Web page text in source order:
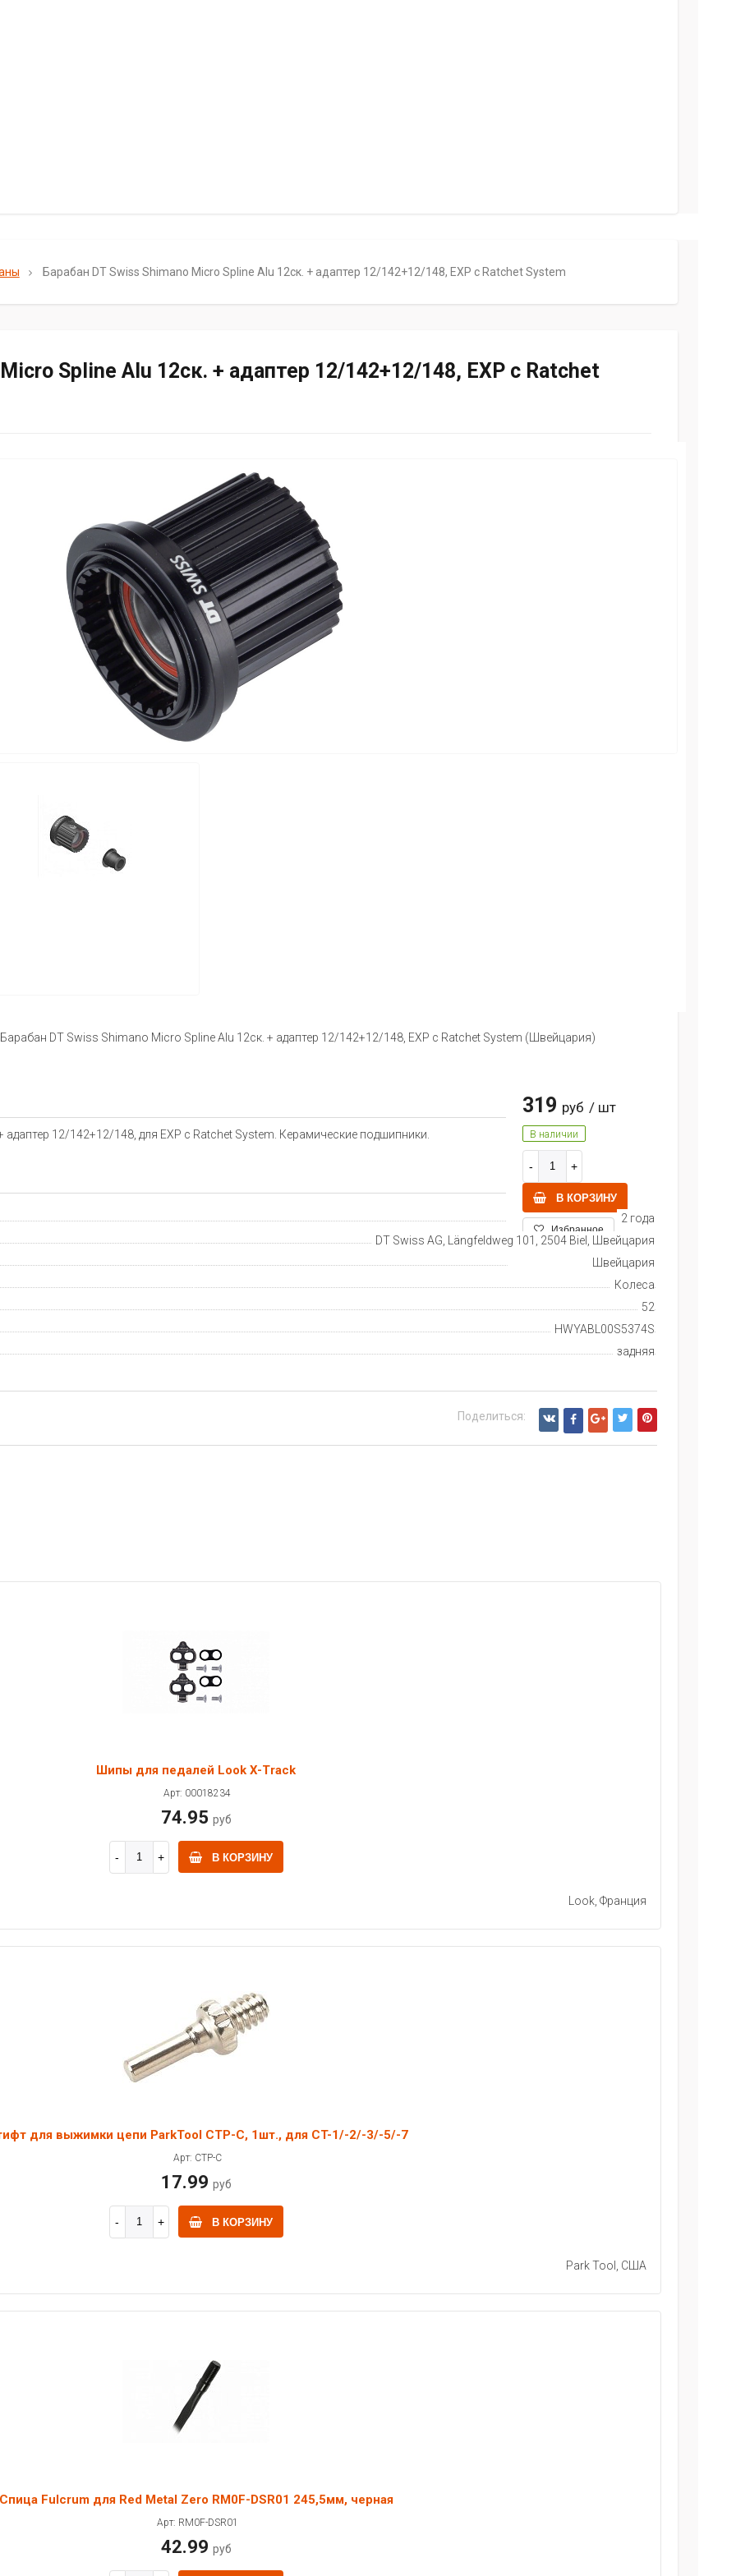
Барабан DT Swiss Shimano Micro Spline Alu 12ск. + адаптер 12/142+12/148, EXP с Ratchet System
Micro Spline Alu 12ск. + адаптер 12/142+12/148, EXP с Ratchet
Барабан DT Swiss Shimano Micro Spline Alu 12ск. + адаптер 12/142+12/148, EXP с Ratchet System (Швейцария)
319 руб / шт
В наличии
В КОРЗИНУ
Избранное
адаптер 12/142+12/148, для EXP с Ratchet System. Керамические подшипники.
2 года
DT Swiss AG, Längfeldweg 101, 2504 Biel, Швейцария
Швейцария
Колеса
52
HWYABL00S5374S
задняя
Поделиться:
Шипы для педалей Look X-Track
Арт: 00018234
74.95 руб
В КОРЗИНУ
Look, Франция
для выжимки цепи ParkTool CTP-C, 1шт., для CT-1/-2/-3/-5/-7
Арт: CTP-C
17.99 руб
В КОРЗИНУ
Park Tool, США
Спица Fulcrum для Red Metal Zero RM0F-DSR01 245,5мм, черная
Арт: RM0F-DSR01
42.99 руб